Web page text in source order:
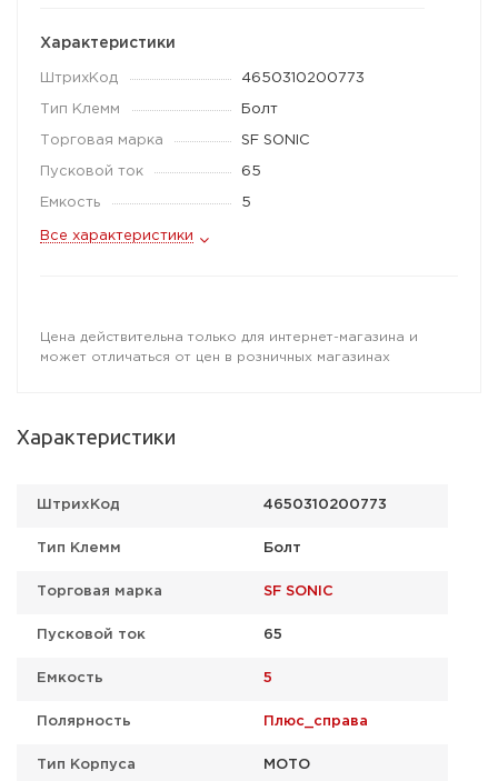
Характеристики
ШтрихКод 4650310200773
Тип Клемм Болт
Торговая марка SF SONIC
Пусковой ток 65
Емкость 5
Все характеристики
Цена действительна только для интернет-магазина и
может отличаться от цен в розничных магазинах
Характеристики
ШтрихКод 4650310200773
Тип Клемм Болт
Торговая марка SF SONIC
Пусковой ток 65
Емкость 5
Полярность Плюс_справа
Тип Корпуса МОТО